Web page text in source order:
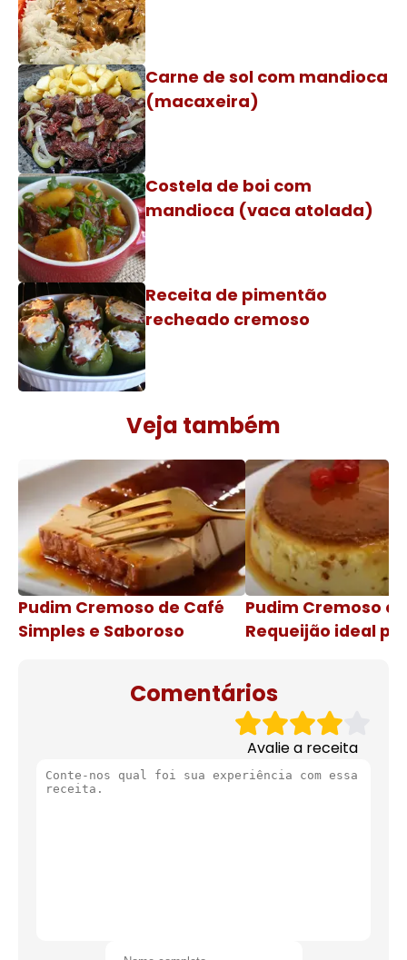
Carne de sol com mandioca
(macaxeira)
Costela de boi com
mandioca (vaca atolada)
Receita de pimentão
recheado cremoso
Veja também
Pudim Cremoso de Café
Simples e Saboroso
Pudim Cremoso
Requeijão ideal
Comentários
Avalie a receita